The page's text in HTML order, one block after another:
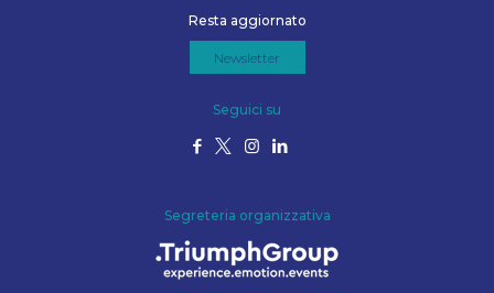
Resta aggiornato
Newsletter
Seguici su
Segreteria organizzativa